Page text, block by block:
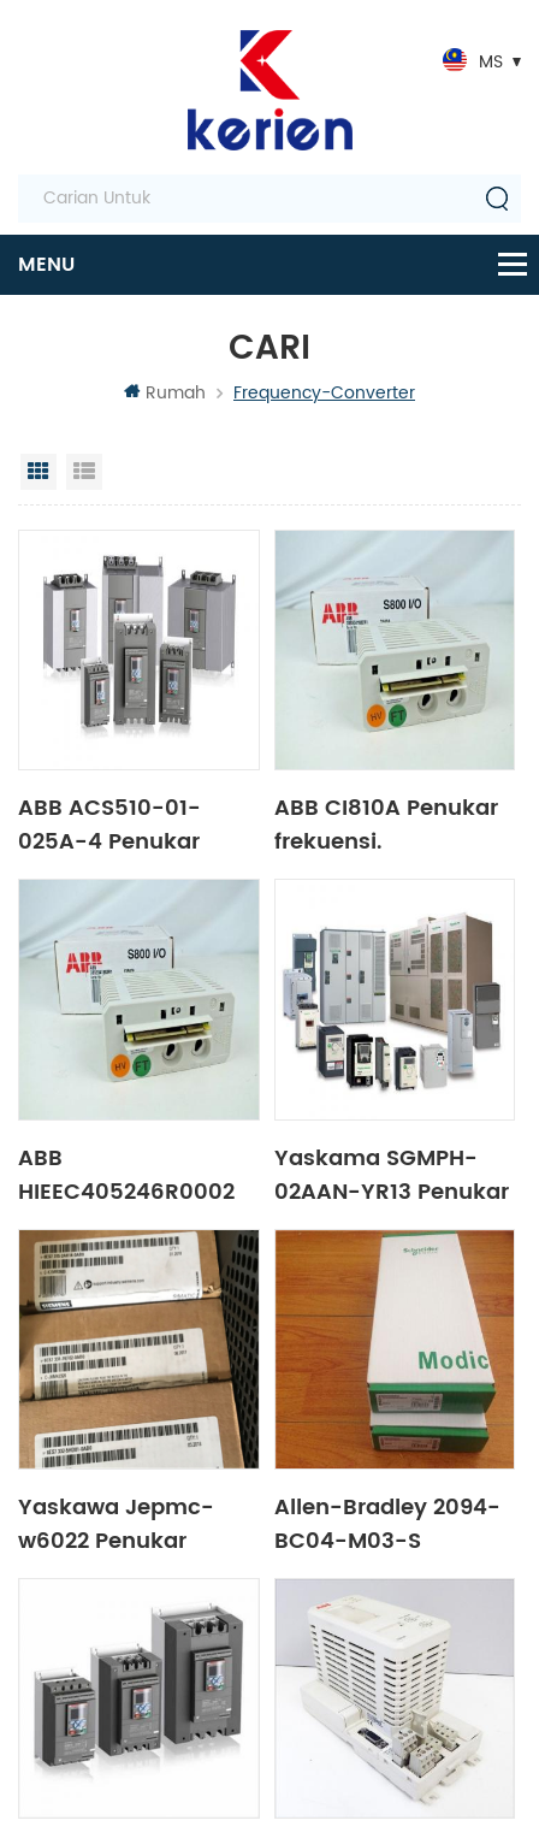
MS
CARI
Rumah Frequency-Converter
Paparan grid
ABB ACS510-01-
025A-4 Penukar
frekuensi.
ABB CI810A Penukar
frekuensi.
ABB
HIEEC405246R0002
Penukar frekuensi.
Yaskama SGMPH-
02AAN-YR13 Penukar
frekuensi.
Yaskawa Jepmc-
w6022 Penukar
Allen-Bradley 2094-
BC04-M03-S
Penukar frekuensi